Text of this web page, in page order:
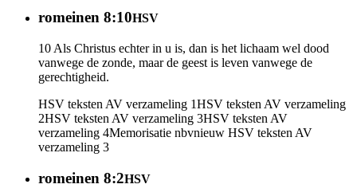
romeinen 8:10HSV
10 Als Christus echter in u is, dan is het lichaam wel dood
vanwege de zonde, maar de geest is leven vanwege de
gerechtigheid.
HSV teksten AV verzameling 1HSV teksten AV verzameling
2HSV teksten AV verzameling 3HSV teksten AV
verzameling 4Memorisatie nbvnieuw HSV teksten AV
verzameling 3
romeinen 8:2HSV